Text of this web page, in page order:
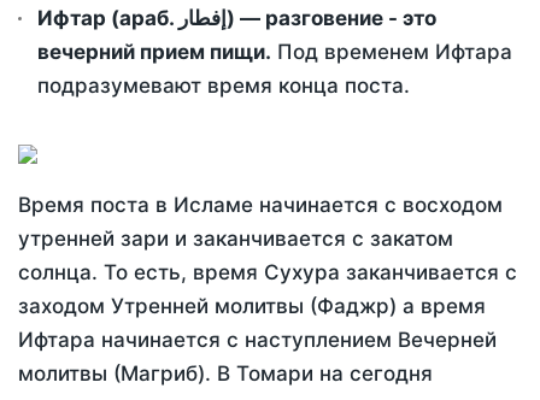
Ифтар (араб. إفطار) — разговение - это
вечерний прием пищи. Под временем Ифтара
подразумевают время конца поста.
Время поста в Исламе начинается с восходом
утренней зари и заканчивается с закатом
солнца. То есть, время Сухура заканчивается с
заходом Утренней молитвы (Фаджр) а время
Ифтара начинается с наступлением Вечерней
молитвы (Магриб). В Томари на сегодня